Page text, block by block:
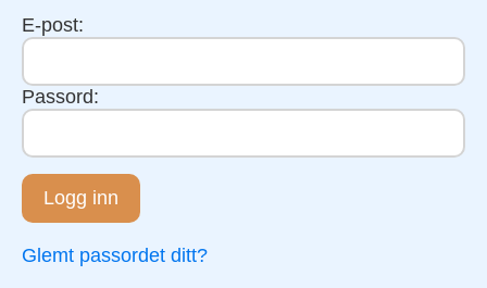
E-post:
Passord:
Logg inn
Glemt passordet ditt?